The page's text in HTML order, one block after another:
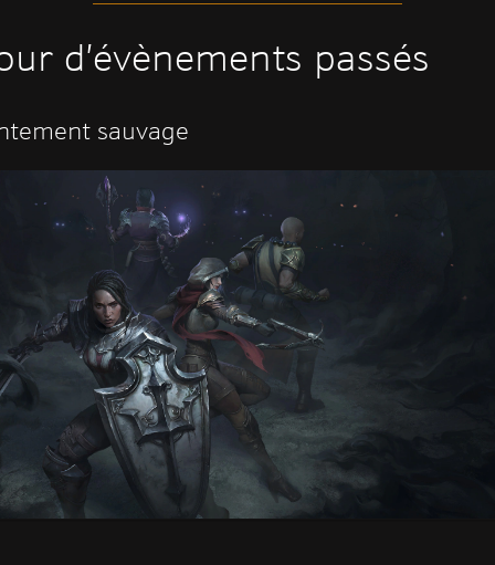
d’évènements passés
sauvage